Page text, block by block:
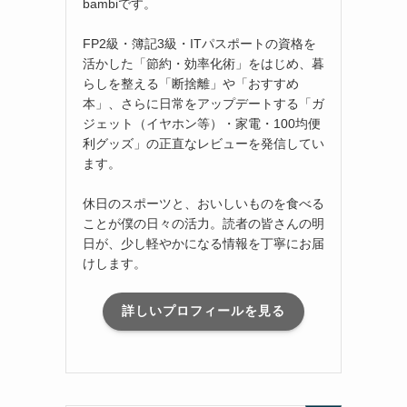
bambiです。
FP2級・簿記3級・ITパスポートの資格を
活かした「節約・効率化術」をはじめ、暮
らしを整える「断捨離」や「おすすめ
本」、さらに日常をアップデートする「ガ
ジェット（イヤホン等）・家電・100均便
利グッズ」の正直なレビューを発信してい
ます。
休日のスポーツと、おいしいものを食べる
ことが僕の日々の活力。読者の皆さんの明
日が、少し軽やかになる情報を丁寧にお届
けします。
詳しいプロフィールを見る